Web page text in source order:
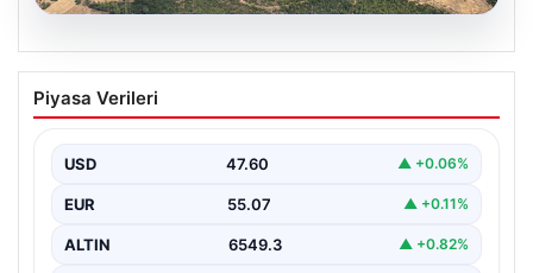
Muğla Yatağan’da orman yangını
Piyasa Verileri
USD 47.60 ▲ +0.06%
EUR 55.07 ▲ +0.11%
ALTIN 6549.3 ▲ +0.82%